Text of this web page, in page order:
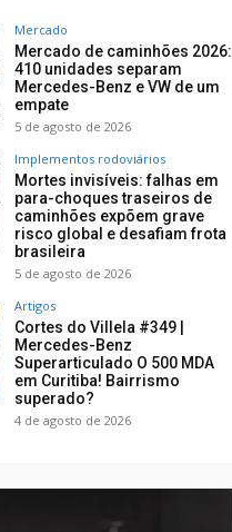
Mercado
Mercado de caminhões 2026:
410 unidades separam
Mercedes-Benz e VW de um
empate
5 de agosto de 2026
Implementos rodoviários
Mortes invisíveis: falhas em
para-choques traseiros de
caminhões expõem grave
risco global e desafiam frota
brasileira
5 de agosto de 2026
Artigos
Cortes do Villela #349 |
Mercedes-Benz
Superarticulado O 500 MDA
em Curitiba! Bairrismo
superado?
4 de agosto de 2026